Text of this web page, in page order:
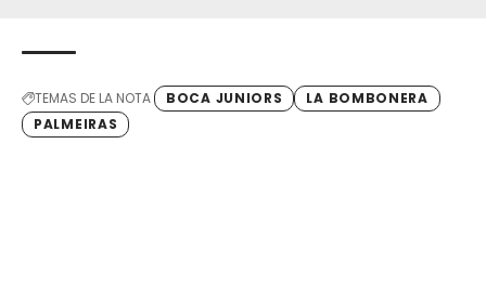
TEMAS DE LA NOTA BOCA JUNIORS
LA BOMBONERA
PALMEIRAS